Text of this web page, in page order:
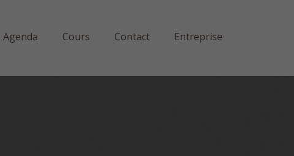
Agenda Cours Contact Entreprise